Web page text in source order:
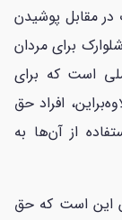
در مقابل پوشیدن
برای مردان
است که برای
افراد حق
از آن‌ها به
این است که حق